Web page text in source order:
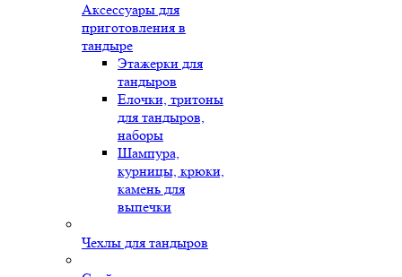
Аксессуары для
приготовления в
тандыре
Этажерки для
тандыров
Елочки, тритоны
для тандыров,
наборы
Шампура,
курницы, крюки,
камень для
выпечки
Чехлы для тандыров